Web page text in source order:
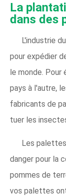
La
dans des
L'industrie
pour expédier
le monde. Pour
pays à l'autre,
fabricants de
tuer les
Les
danger pour la
pommes de
vos palettes